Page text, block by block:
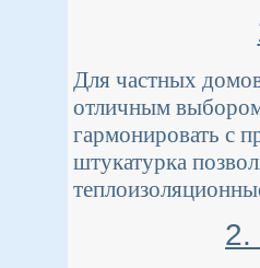
Для частных
отличным
гармонировать с
штукатурка
2.